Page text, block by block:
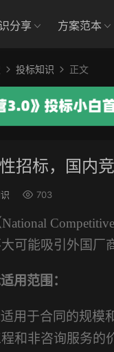
分享 方案范本
投标知识 正文
招标，国内
703
National
可能吸引外国厂
用范围：
用于合同的规模
和非咨询服务的